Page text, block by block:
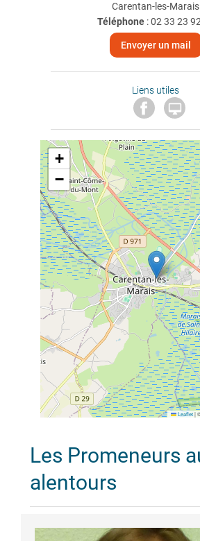
Carentan-les-Marais
Téléphone:02 33 23
Envoyer un mail
Liens utiles

+
−
Leaflet|
Les Promeneurs
alentours